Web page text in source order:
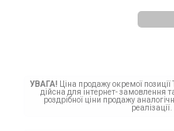
УВАГА! Ціна продажу окремої
дійсна для інтернет- замовлення
роздрібної ціни продажу
реалізації.